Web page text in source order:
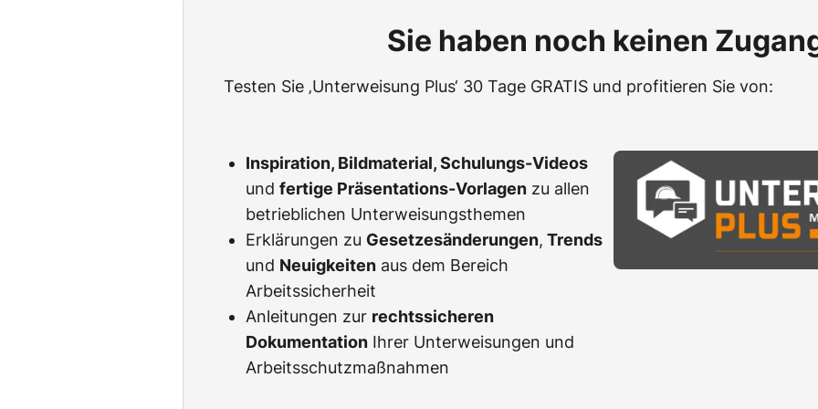
Sie haben noch keinen
Testen Sie ‚Unterweisung Plus‘ 30 Tage GRATIS und profitieren Sie von:
Inspiration, Bildmaterial, Schulungs-Videos
und fertige Präsentations-Vorlagen zu allen
betrieblichen Unterweisungsthemen
Erklärungen zu Gesetzesänderungen, Trends
und Neuigkeiten aus dem Bereich
Arbeitssicherheit
Anleitungen zur rechtssicheren
Dokumentation Ihrer Unterweisungen und
Arbeitsschutzmaßnahmen